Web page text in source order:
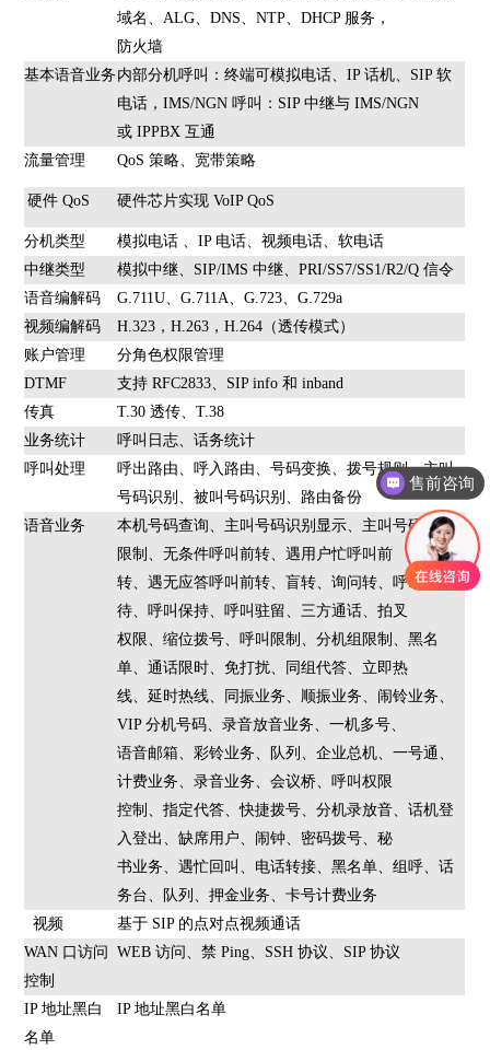
域名、ALG、DNS、NTP、DHCP 服务，
防火墙
基本语音业务 内部分机呼叫：终端可模拟电话、IP 话机、SIP 软
电话，IMS/NGN 呼叫：SIP 中继与 IMS/NGN
或 IPPBX 互通
流量管理
QoS 策略、宽带策略
硬件 QoS 硬件芯片实现 VoIP QoS
分机类型
模拟电话 、IP 电话、视频电话、软电话
中继类型
模拟中继、SIP/IMS 中继、PRI/SS7/SS1/R2/Q 信令
语音编解码
G.711U、G.711A、G.723、G.729a
视频编解码
H.323，H.263，H.264（透传模式）
账户管理
分角色权限管理
DTMF
支持 RFC2833、SIP info 和 inband
传真
T.30 透传、T.38
业务统计
呼叫日志、话务统计
呼叫处理
呼出路由、呼入路由、号码变换、拨号规则、主叫
号码识别、被叫号码识别、路由备份
语音业务
本机号码查询、主叫号码识别显示、主叫号码显示
限制、无条件呼叫前转、遇用户忙呼叫前
转、遇无应答呼叫前转、盲转、询问转、呼叫等
待、呼叫保持、呼叫驻留、三方通话、拍叉
权限、缩位拨号、呼叫限制、分机组限制、黑名
单、通话限时、免打扰、同组代答、立即热
线、延时热线、同振业务、顺振业务、闹铃业务、
VIP 分机号码、录音放音业务、一机多号、
语音邮箱、彩铃业务、队列、企业总机、一号通、
计费业务、录音业务、会议桥、呼叫权限
控制、指定代答、快捷拨号、分机录放音、话机登
入登出、缺席用户、闹钟、密码拨号、秘
书业务、遇忙回叫、电话转接、黑名单、组呼、话
务台、队列、押金业务、卡号计费业务
视频
基于 SIP 的点对点视频通话
WAN 口访问
控制
WEB 访问、禁 Ping、SSH 协议、SIP 协议
IP 地址黑白
名单
IP 地址黑白名单
售前咨询